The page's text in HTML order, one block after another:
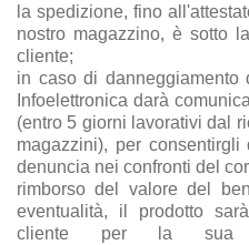
la spedizione, fino
nostro magazzino, è sotto
cliente;
in caso di danneggiamento
Infoelettronica darà
(entro 5 giorni lavorativi dal
magazzini), per consentirgli
denuncia nei confronti del
rimborso del valore del
eventualità, il prodotto
cliente per la sua